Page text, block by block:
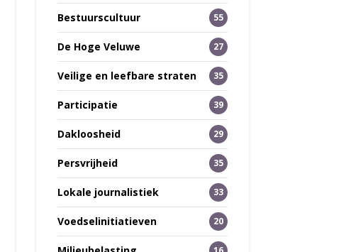
Bestuurscultuur 55
De Hoge Veluwe 27
Veilige en leefbare straten 35
Participatie 39
Dakloosheid 29
Persvrijheid 35
Lokale journalistiek 33
Voedselinitiatieven 20